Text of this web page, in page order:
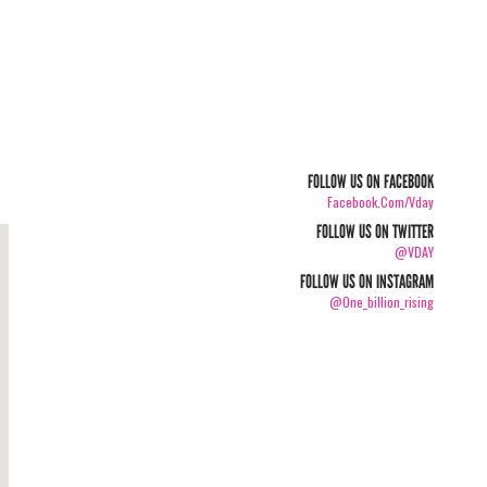
FOLLOW US ON FACEBOOK
Facebook.com/vday
FOLLOW US ON TWITTER
@VDAY
FOLLOW US ON INSTAGRAM
@one_billion_rising